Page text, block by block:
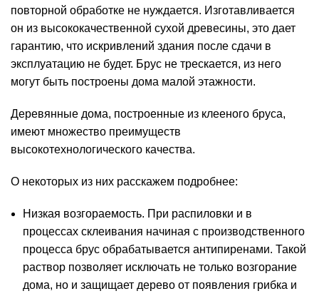
повторной обработке не нуждается. Изготавливается
он из высококачественной сухой древесины, это дает
гарантию, что искривлений здания после сдачи в
эксплуатацию не будет. Брус не трескается, из него
могут быть построены дома малой этажности.
Деревянные дома, построенные из клееного бруса,
имеют множество преимуществ
высокотехнологического качества.
О некоторых из них расскажем подробнее:
Низкая возгораемость. При распиловки и в
процессах склеивания начиная с производственного
процесса брус обрабатывается антипиренами. Такой
раствор позволяет исключать не только возгорание
дома, но и защищает дерево от появления грибка и